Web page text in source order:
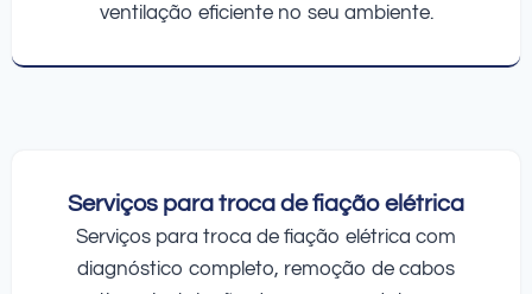
ventilação eficiente no seu ambiente.
Serviços para troca de fiação elétrica
Serviços para troca de fiação elétrica com
diagnóstico completo, remoção de cabos